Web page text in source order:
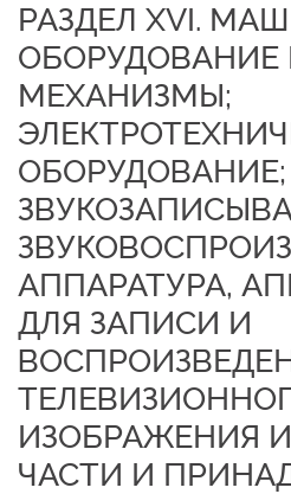
РАЗДЕЛ XVI.
ОБОРУДОВАНИЕ
МЕХАНИЗМЫ;
ОБОРУДОВАНИЕ;
АППАРАТУРА,
ДЛЯ ЗАПИСИ И
ИЗОБРАЖЕНИЯ
ЧАСТИ И